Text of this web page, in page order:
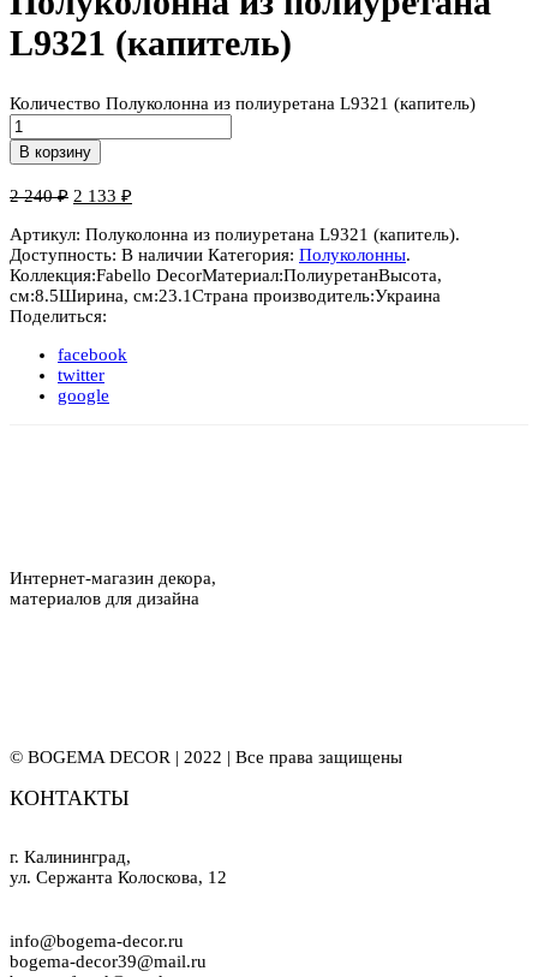
L9321 (капитель)
Количество Полуколонна из полиуретана L9321 (капитель)
В корзину
2 240₽ 2 133 ₽
Артикул: Полуколонна из полиуретана L9321 (капитель).
Доступность: В наличии Категория: Полуколонны.
Коллекция:Fabello DecorМатериал:ПолиуретанВысота,
см:8.5Ширина, см:23.1Страна производитель:Украина
Поделиться:
facebook
twitter
google
Интернет-магазин декора,
материалов для дизайна
© BOGEMA DECOR | 2022 | Все права защищены
КОНТАКТЫ
г. Калининград,
ул. Сержанта Колоскова, 12
info@bogema-decor.ru
bogema-decor39@mail.ru